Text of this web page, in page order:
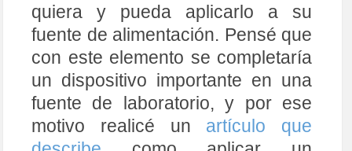
quiera y pueda aplicarlo a su
fuente de alimentación. Pensé que
con este elemento se completaría
un dispositivo importante en una
fuente de laboratorio, y por ese
motivo realicé un artículo que